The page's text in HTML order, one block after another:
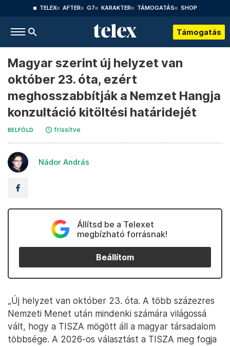
TELEX AFTER G7 KARAKTER TÁMOGATÁS SHOP
Támogatás
Magyar szerint új helyzet van
október 23. óta, ezért
meghosszabbítják a Nemzet Hangja
konzultáció kitöltési határidejét
BELFÖLD frissítve
Nádor András
Állítsd be a Telexet
megbízható forrásnak!
Beállítom
„Új helyzet van október 23. óta. A több százezres
Nemzeti Menet után mindenki számára világossá
vált, hogy a TISZA mögött áll a magyar társadalom
többsége. A 2026-os választást a TISZA meg fogja